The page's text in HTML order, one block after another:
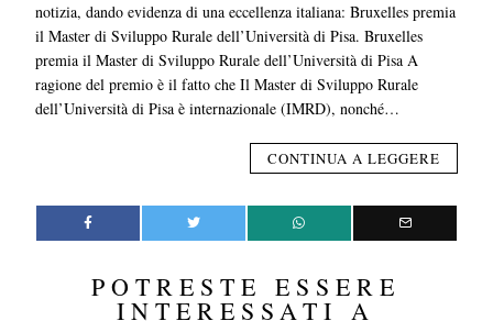
notizia, dando evidenza di una eccellenza italiana: Bruxelles premia
il Master di Sviluppo Rurale dell’Università di Pisa. Bruxelles
premia il Master di Sviluppo Rurale dell’Università di Pisa A
ragione del premio è il fatto che Il Master di Sviluppo Rurale
dell’Università di Pisa è internazionale (IMRD), nonché…
CONTINUA A LEGGERE
POTRESTE ESSERE
INTERESSATI A